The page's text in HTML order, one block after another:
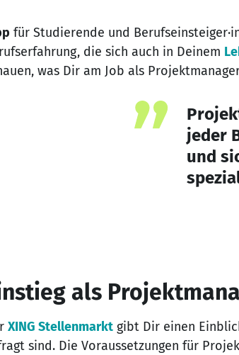
für Studierende und
die sich auch in Deinem
was Dir am Job als
jeder
und
als
XING Stellenmarkt gibt Dir einen
sind. Die Voraussetzungen für